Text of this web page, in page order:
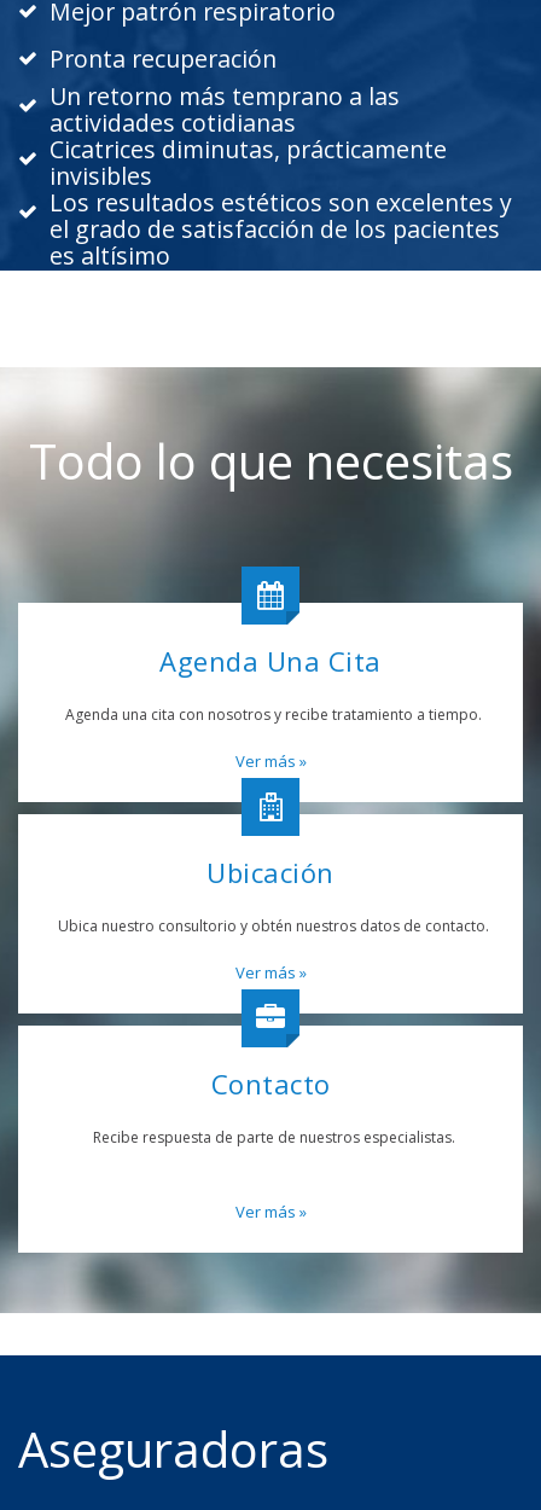
Mejor patrón respiratorio
Pronta recuperación
Un retorno más temprano a las
actividades cotidianas
Cicatrices diminutas, prácticamente
invisibles
Los resultados estéticos son excelentes y
el grado de satisfacción de los pacientes
es altísimo
Todo lo que necesitas
Agenda Una Cita
Agenda una cita con nosotros y recibe tratamiento a tiempo.
Ver más »
Ubicación
Ubica nuestro consultorio y obtén nuestros datos de contacto.
Ver más »
Contacto
Recibe respuesta de parte de nuestros especialistas.
Ver más »
Aseguradoras